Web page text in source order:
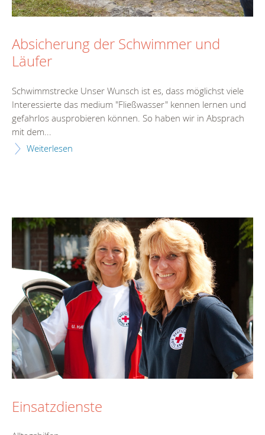
Absicherung der Schwimmer und
Läufer
Schwimmstrecke Unser Wunsch ist es, dass möglichst viele
Interessierte das medium "Fließwasser" kennen lernen und
gefahrlos ausprobieren können. So haben wir in Absprach
mit dem...
Weiterlesen
Einsatzdienste